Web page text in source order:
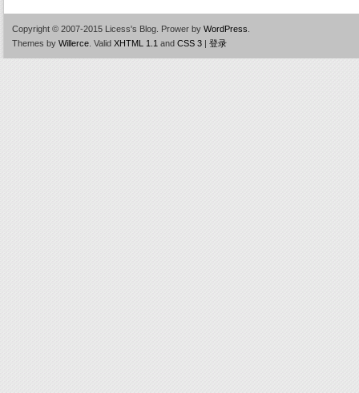
Copyright © 2007-2015 Licess's Blog. Prower by WordPress
Themes by Willerce Valid XHTML 1.1 and CSS 3 | 登录